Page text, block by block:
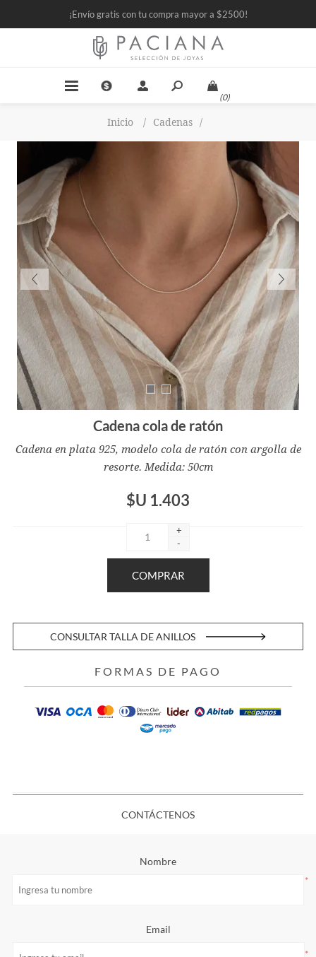
¡Envío gratis con tu compra mayor a $2500!
(0)
Inicio / Cadenas /
Cadena cola de ratón
Cadena en plata 925, modelo cola de ratón con argolla de
resorte. Medida: 50cm
$U 1.403
+
-
CONSULTAR TALLA DE ANILLOS
FORMAS DE PAGO
CONTÁCTENOS
Nombre
*
Email
*